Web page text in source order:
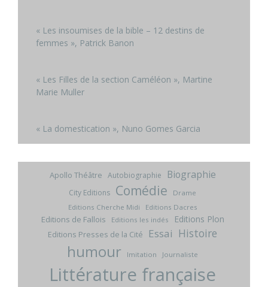
« Les insoumises de la bible – 12 destins de
femmes », Patrick Banon
« Les Filles de la section Caméléon », Martine
Marie Muller
« La domestication », Nuno Gomes Garcia
Apollo Théâtre Autobiographie Biographie
City Editions Comédie
Drame
Editions Cherche Midi
Editions Dacres
Editions de Fallois Editions les indés Editions Plon
Editions Presses de la Cité Essai Histoire
humour Imitation Journaliste
Littérature française